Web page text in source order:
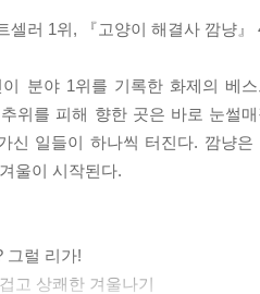
셀러 1위, 『고양이 해결사 깜냥
분야 1위를 기록한 화제의 베
위를 피해 향한 곳은 바로 눈썰
신 일들이 하나씩 터진다. 깜냥
울이 시작된다.
그럴 리가!
고 상쾌한 겨울나기